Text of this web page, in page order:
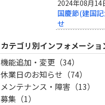
2024年08月14
国慶節(建国
せ
カテゴリ別インフォメーショ
機能追加・変更（34）
休業日のお知らせ（74）
メンテナンス・障害（13）
募集（1）